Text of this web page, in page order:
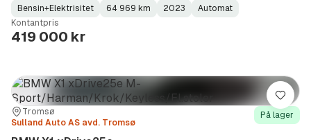
Fuel
Type:
Bensin+Elektrisitet
Kilometerstand: 64 969 km
Model
Year:
2023
Gearbox
Type:
Automat
Kontantpris
419 000 kr
Sted:Tromsø
Forhandler:
Sulland Auto AS avd. Tromsø
På lager
Lagre